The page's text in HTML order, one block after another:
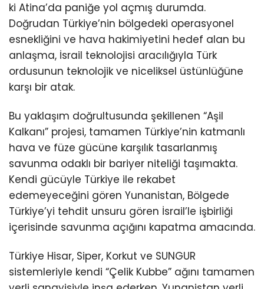
ki Atina’da paniğe yol açmış durumda.
Doğrudan Türkiye’nin bölgedeki operasyonel
esnekliğini ve hava hakimiyetini hedef alan bu
anlaşma, İsrail teknolojisi aracılığıyla Türk
ordusunun teknolojik ve niceliksel üstünlüğüne
karşı bir atak.
Bu yaklaşım doğrultusunda şekillenen “Aşil
Kalkanı” projesi, tamamen Türkiye’nin katmanlı
hava ve füze gücüne karşılık tasarlanmış
savunma odaklı bir bariyer niteliği taşımakta.
Kendi gücüyle Türkiye ile rekabet
edemeyeceğini gören Yunanistan, Bölgede
Türkiye’yi tehdit unsuru gören İsrail’le işbirliği
içerisinde savunma açığını kapatma amacında.
Türkiye Hisar, Siper, Korkut ve SUNGUR
sistemleriyle kendi “Çelik Kubbe” ağını tamamen